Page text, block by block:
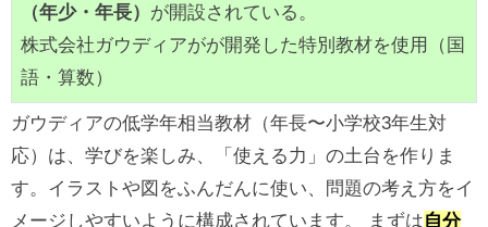
（年少・年長） が開設されている。
株式会社ガウディアがが開発した特別教材を使用（国
語・算数）
ガウディアの低学年相当教材（年長〜小学校3年生対
応）は、学びを楽しみ、「使える力」の土台を作りま
す。イラストや図をふんだんに使い、問題の考え方をイ
メージしやすいように構成されています。 まずは自分